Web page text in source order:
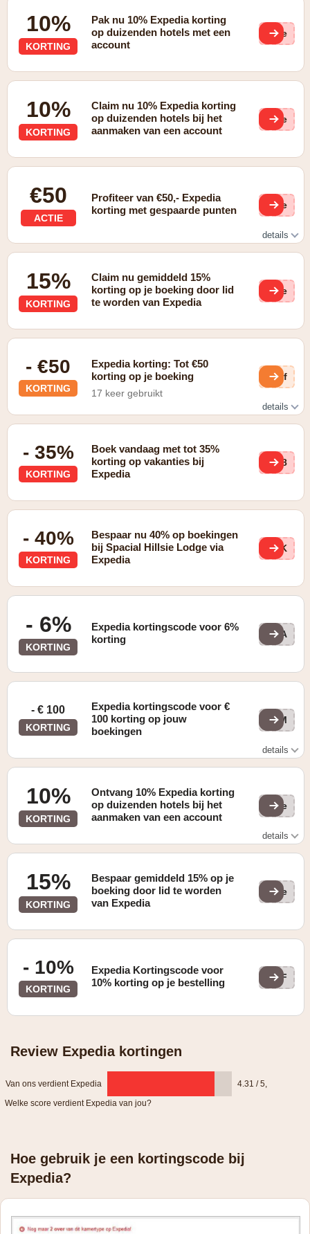
10%
KORTING
Pak nu 10% Expedia korting
op duizenden hotels met een
account
(ge
10%
KORTING
Claim nu 10% Expedia korting
op duizenden hotels bij het
aanmaken van een account
(ge
€50
ACTIE
Profiteer van €50,- Expedia
korting met gespaarde punten
(ge
details
15%
KORTING
Claim nu gemiddeld 15%
korting op je boeking door lid
te worden van Expedia
(ge
- €50
KORTING
Expedia korting: Tot €50
korting op je boeking
17 keer gebruikt
lMf
details
- 35%
KORTING
Boek vandaag met tot 35%
korting op vakanties bij
Expedia
7l8
- 40%
KORTING
Bespaar nu 40% op boekingen
bij Spacial Hillsie Lodge via
Expedia
x5K
- 6%
KORTING
Expedia kortingscode voor 6%
korting
TRA
- € 100
KORTING
Expedia kortingscode voor €
100 korting op jouw
boekingen
ZOM
details
10%
KORTING
Ontvang 10% Expedia korting
op duizenden hotels bij het
aanmaken van een account
(ge
details
15%
KORTING
Bespaar gemiddeld 15% op je
boeking door lid te worden
van Expedia
(ge
- 10%
KORTING
Expedia Kortingscode voor
10% korting op je bestelling
AFF
Review Expedia kortingen
Van ons verdient Expedia 4.31 / 5
Welke score verdient Expedia van jou?
Hoe gebruik je een kortingscode bij
Expedia?